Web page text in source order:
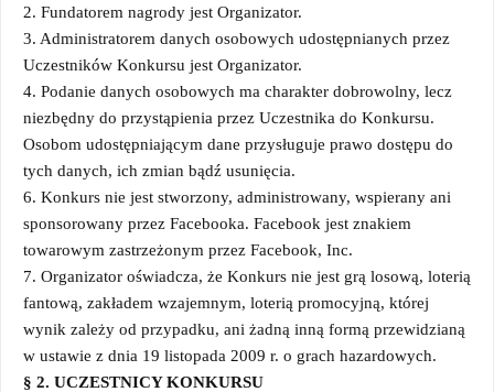
2. Fundatorem nagrody jest Organizator.
3. Administratorem danych osobowych udostępnianych przez
Uczestników Konkursu jest Organizator.
4. Podanie danych osobowych ma charakter dobrowolny, lecz
niezbędny do przystąpienia przez Uczestnika do Konkursu.
Osobom udostępniającym dane przysługuje prawo dostępu do
tych danych, ich zmian bądź usunięcia.
6. Konkurs nie jest stworzony, administrowany, wspierany ani
sponsorowany przez Facebooka. Facebook jest znakiem
towarowym zastrzeżonym przez Facebook, Inc.
7. Organizator oświadcza, że Konkurs nie jest grą losową, loterią
fantową, zakładem wzajemnym, loterią promocyjną, której
wynik zależy od przypadku, ani żadną inną formą przewidzianą
w ustawie z dnia 19 listopada 2009 r. o grach hazardowych.
§ 2. UCZESTNICY KONKURSU